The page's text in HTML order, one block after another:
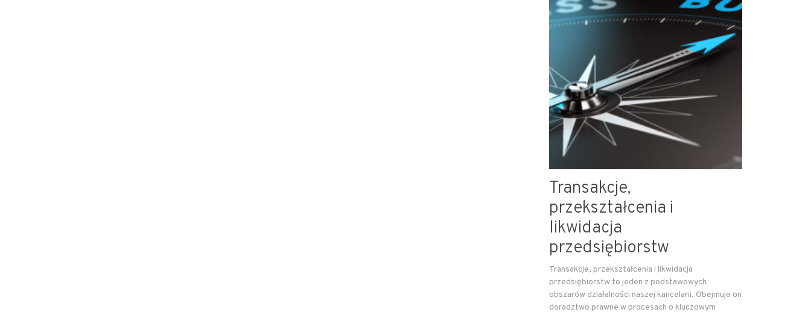
Transakcje,
przekształcenia i
likwidacja
przedsiębiorstw
Transakcje, przekształcenia i likwidacja
przedsiębiorstw to jeden z podstawowych
obszarów działalności naszej kancelarii. Obejmuje on
doradztwo prawne w procesach o kluczowym